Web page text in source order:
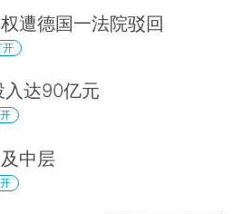
遭德国一法院驳回
开
入达90亿元
中层